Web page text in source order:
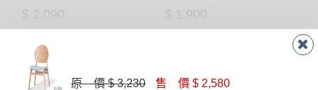
$ 2,090 $ 1,900
原 價 $ 3,230 售 價 $ 2,580